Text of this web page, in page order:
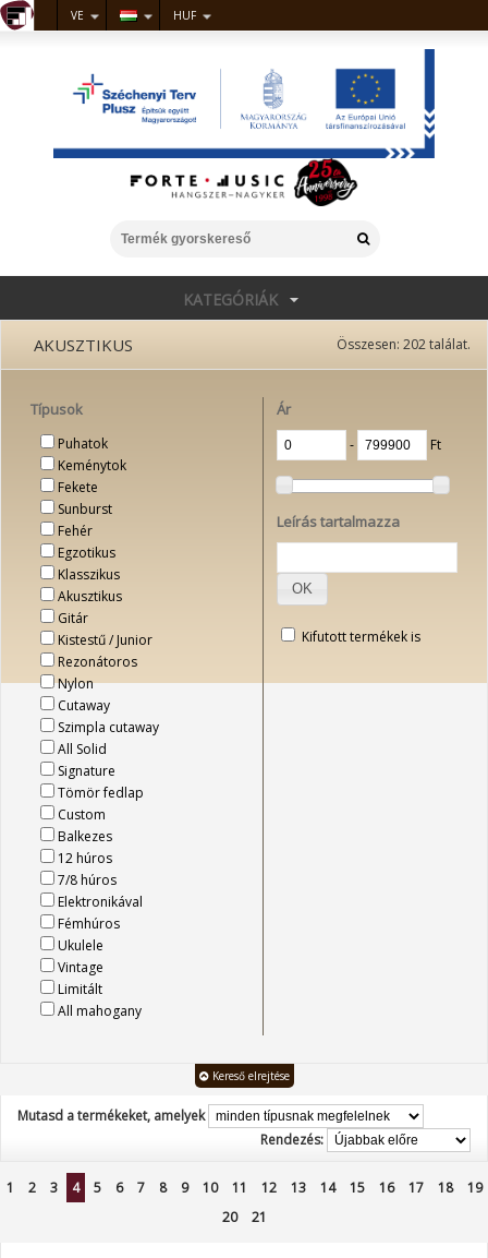
VE HUF
KATEGÓRIÁK
Összesen: 202találat.
AKUSZTIKUS
Típusok
Puhatok
Keménytok
Fekete
Sunburst
Fehér
Egzotikus
Klasszikus
Akusztikus
Gitár
Kistestű / Junior
Rezonátoros
Nylon
Cutaway
Szimpla cutaway
All Solid
Signature
Tömör fedlap
Custom
Balkezes
12 húros
7/8 húros
Elektronikával
Fémhúros
Ukulele
Vintage
Limitált
All mahogany
Ár
‐ Ft
Leírás tartalmazza
OK
Kifutott termékek is
Kereső elrejtése
Mutasd a termékeket, amelyek
Rendezés:
1 2 3 4 5 6 7 8 9 10 11 12 13 14 15 16 17 18
19
20
21